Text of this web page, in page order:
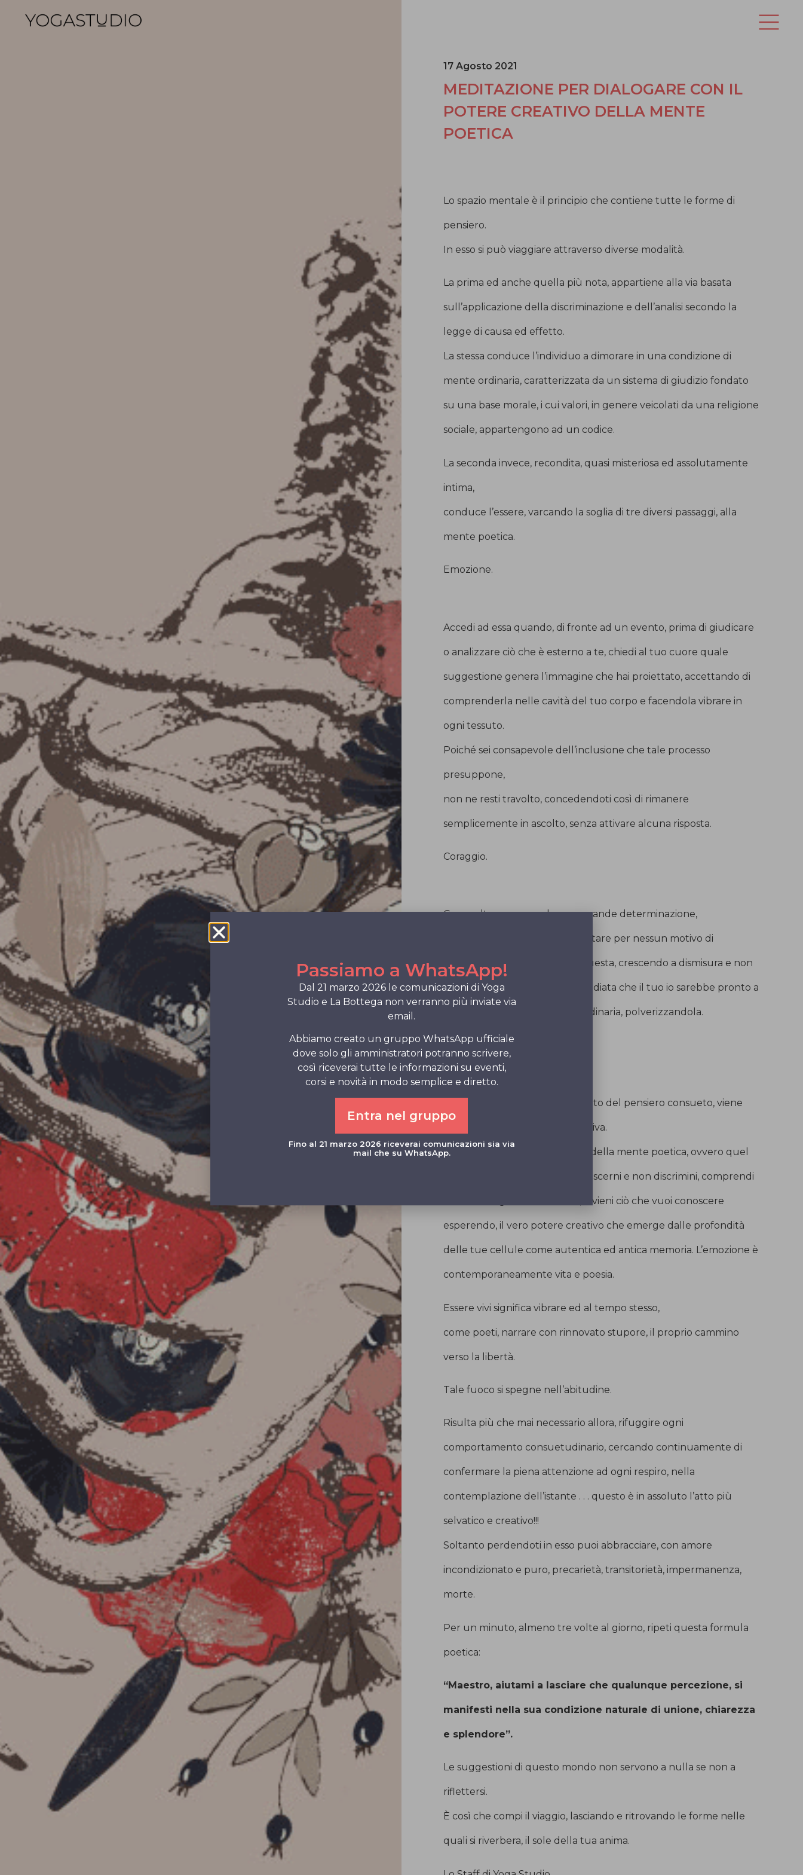
17 Agosto 2021
MEDITAZIONE PER DIALOGARE CON IL
POTERE CREATIVO DELLA MENTE
POETICA
Lo spazio mentale è il principio che contiene tutte le forme di
pensiero.
In esso si può viaggiare attraverso diverse modalità.
La prima ed anche quella più nota, appartiene alla via basata
sull’applicazione della discriminazione e dell’analisi secondo la
legge di causa ed effetto.
La stessa conduce l’individuo a dimorare in una condizione di
mente ordinaria, caratterizzata da un sistema di giudizio fondato
su una base morale, i cui valori, in genere veicolati da una religione
sociale, appartengono ad un codice.
La seconda invece, recondita, quasi misteriosa ed assolutamente
intima,
conduce l’essere, varcando la soglia di tre diversi passaggi, alla
mente poetica.
Emozione.
Accedi ad essa quando, di fronte ad un evento, prima di giudicare
o analizzare ciò che è esterno a te, chiedi al tuo cuore quale
suggestione genera l’immagine che hai proiettato, accettando di
comprenderla nelle cavità del tuo corpo e facendola vibrare in
ogni tessuto.
Poiché sei consapevole dell’inclusione che tale processo
presuppone,
non ne resti travolto, concedendoti così di rimanere
semplicemente in ascolto, senza attivare alcuna risposta.
Coraggio.
Con molta consapevolezza e grande determinazione,
abiti la tua emozione senza tentare per nessun motivo di
abbassarne l’intensità finché questa, crescendo a dismisura e non
disperdendosi nell’azione immediata che il tuo io sarebbe pronto a
suggerirti, dissolve la mente ordinaria, polverizzandola.
Magia.
Ti travolge ogni volta che, lo stato del pensiero consueto, viene
atomizzato dalla potenza emotiva.
Ti trovi allora nella dimensione della mente poetica, ovvero quel
margine all’interno del quale discerni e non discrimini, comprendi
senza il bisogno di analizzare, divieni ciò che vuoi conoscere
esperendo, il vero potere creativo che emerge dalle profondità
delle tue cellule come autentica ed antica memoria. L’emozione è
contemporaneamente vita e poesia.
Essere vivi significa vibrare ed al tempo stesso,
come poeti, narrare con rinnovato stupore, il proprio cammino
verso la libertà.
Tale fuoco si spegne nell’abitudine.
Risulta più che mai necessario allora, rifuggire ogni
comportamento consuetudinario, cercando continuamente di
confermare la piena attenzione ad ogni respiro, nella
contemplazione dell’istante . . . questo è in assoluto l’atto più
selvatico e creativo!!!
Soltanto perdendoti in esso puoi abbracciare, con amore
incondizionato e puro, precarietà, transitorietà, impermanenza,
morte.
Per un minuto, almeno tre volte al giorno, ripeti questa formula
poetica:
“Maestro, aiutami a lasciare che qualunque percezione, si
manifesti nella sua condizione naturale di unione, chiarezza
e splendore”.
Le suggestioni di questo mondo non servono a nulla se non a
riflettersi.
È così che compi il viaggio, lasciando e ritrovando le forme nelle
quali si riverbera, il sole della tua anima.
Passiamo a WhatsApp!
Dal 21 marzo 2026 le comunicazioni di Yoga
Studio e La Bottega non verranno più inviate via
email.
Abbiamo creato un gruppo WhatsApp ufficiale
dove solo gli amministratori potranno scrivere,
così riceverai tutte le informazioni su eventi,
corsi e novità in modo semplice e diretto.
Entra nel gruppo
Fino al 21 marzo 2026 riceverai comunicazioni sia via
mail che su WhatsApp.